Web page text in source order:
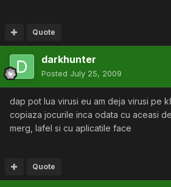
Quote
darkhunter
Posted July 25, 2009
dap pot lua virusi eu am deja virusi pe
copiaza jocurile inca odata cu aceasi
merg, lafel si cu aplicatile face
Quote